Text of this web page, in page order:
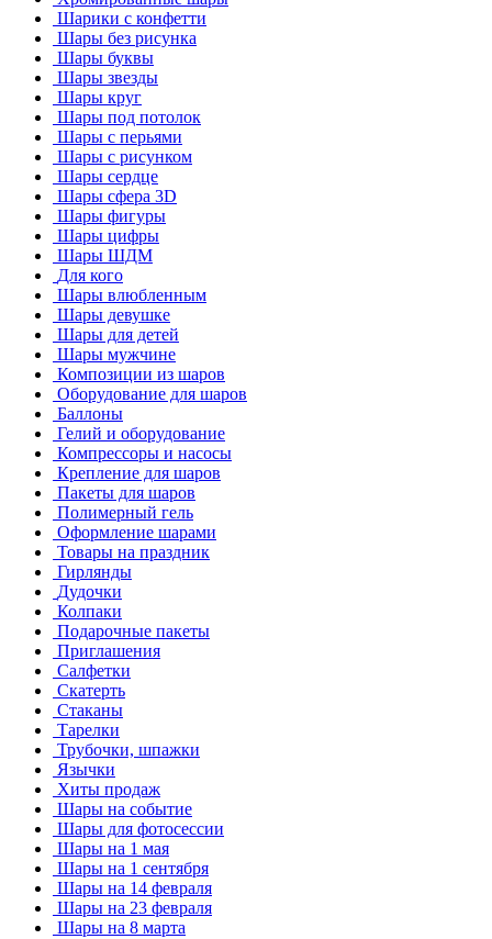
Шарики с конфетти
Шары без рисунка
Шары буквы
Шары звезды
Шары круг
Шары под потолок
Шары с перьями
Шары с рисунком
Шары сердце
Шары сфера 3D
Шары фигуры
Шары цифры
Шары ШДМ
Для кого
Шары влюбленным
Шары девушке
Шары для детей
Шары мужчине
Композиции из шаров
Оборудование для шаров
Баллоны
Гелий и оборудование
Компрессоры и насосы
Крепление для шаров
Пакеты для шаров
Полимерный гель
Оформление шарами
Товары на праздник
Гирлянды
Дудочки
Колпаки
Подарочные пакеты
Приглашения
Салфетки
Скатерть
Стаканы
Тарелки
Трубочки, шпажки
Язычки
Хиты продаж
Шары на событие
Шары для фотосессии
Шары на 1 мая
Шары на 1 сентября
Шары на 14 февраля
Шары на 23 февраля
Шары на 8 марта